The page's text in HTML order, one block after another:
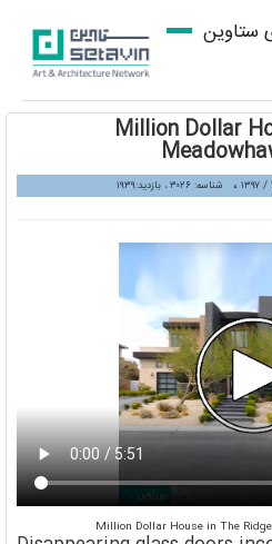
ستاوین
Million Dollar
، شناسه: ۳۰۲۶ ، بازدید:۱۹۳۹
Million Dollar House in The